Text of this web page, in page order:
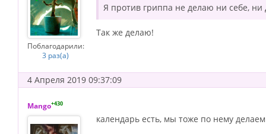
Поблагодарили:
3 раз(а)
Я против гриппа не делаю ни себе, ни
Так же делаю!
4 Апреля 2019 09:37:09
Mango+430
календарь есть, мы тоже по нему